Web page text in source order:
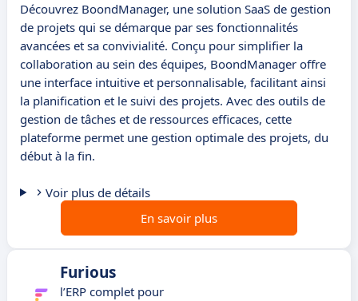
Découvrez BoondManager, une solution SaaS de gestion
de projets qui se démarque par ses fonctionnalités
avancées et sa convivialité. Conçu pour simplifier la
collaboration au sein des équipes, BoondManager offre
une interface intuitive et personnalisable, facilitant ainsi
la planification et le suivi des projets. Avec des outils de
gestion de tâches et de ressources efficaces, cette
plateforme permet une gestion optimale des projets, du
début à la fin.
Voir plus de détails
En savoir plus
Furious
l’ERP complet pour